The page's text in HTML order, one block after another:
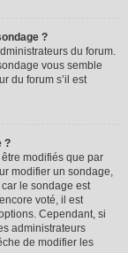
?
du forum.
vous semble
du forum s’il est
?
modifiés que par
modifier un sondage,
le sondage est
voté, il est
Cependant, si
administrateurs
de modifier les